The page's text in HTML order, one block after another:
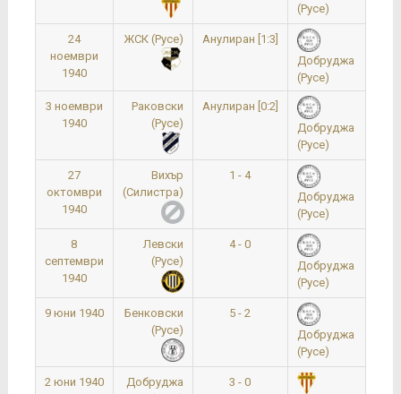
(Русе)
24
ноември
1940
ЖСК (Русе)
Анулиран [1:3]
Добруджа
(Русе)
3 ноември
1940
Раковски
(Русе)
Анулиран [0:2]
Добруджа
(Русе)
27
октомври
1940
Вихър
(Силистра)
1 - 4
Добруджа
(Русе)
8
септември
1940
Левски
(Русе)
4 - 0
Добруджа
(Русе)
9 юни 1940
Бенковски
(Русе)
5 - 2
Добруджа
(Русе)
2 юни 1940
Добруджа
3 - 0